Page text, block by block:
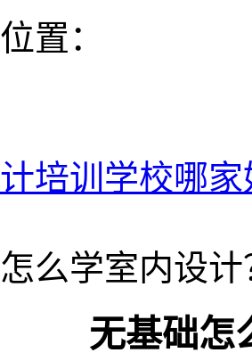
置：
培训学校哪家
么学室内设计
无基础怎